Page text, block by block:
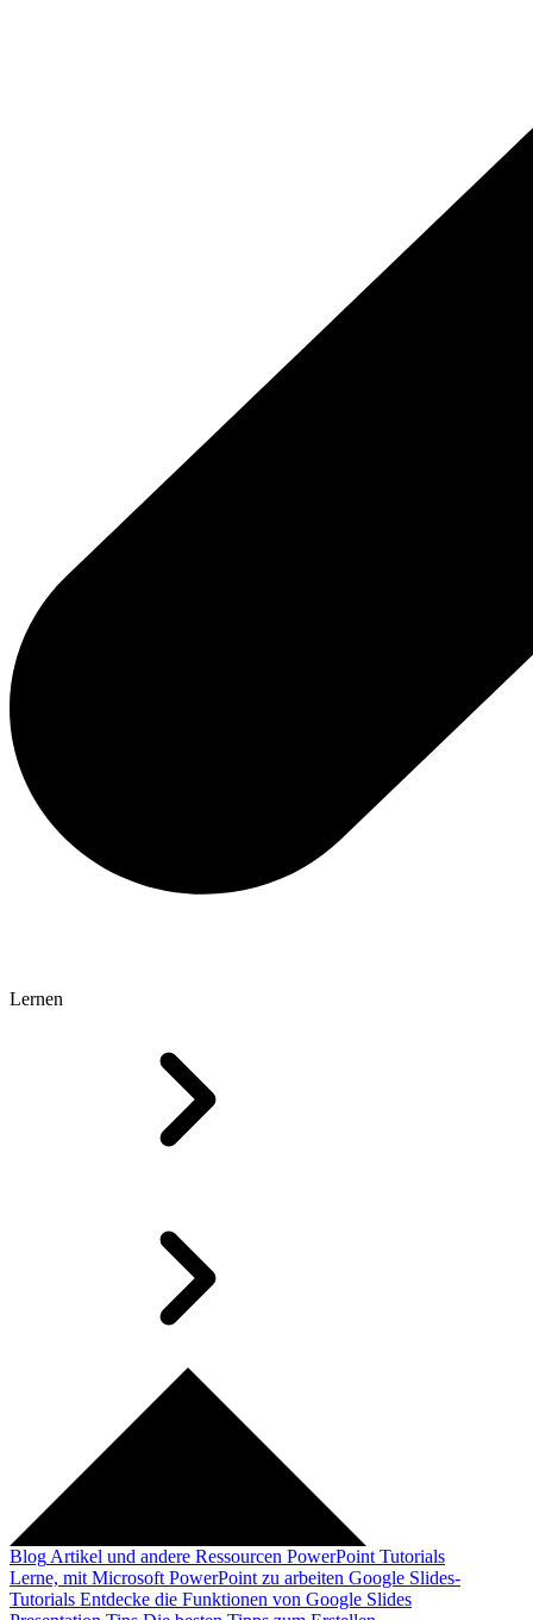
Lernen
Blog Artikel und andere Ressourcen PowerPoint Tutorials
Lerne, mit Microsoft PowerPoint zu arbeiten Google Slides-
Tutorials Entdecke die Funktionen von Google Slides